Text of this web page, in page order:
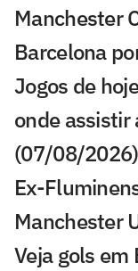
Manchester
Barcelona
Jogos de
onde assistir
(07/08/2026)
Ex-
Manchester
Veja gols